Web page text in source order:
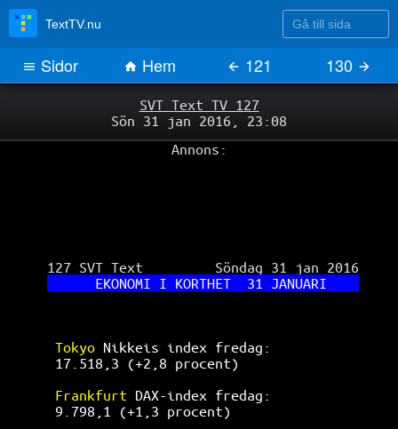
SVT Text TV 127
Sön 31 jan 2016, 23:08
Annons:
127 SVT Text         Söndag 31 jan 2016
    EKONOMI I KORTHET  31 JANUARI
Tokyo Nikkeis index fredag:
17.518,3 (+2,8 procent)
Frankfurt DAX-index fredag:
9.798,1 (+1,3 procent)
TextTV.nu Gå till sida
Sidor Hem 121 130